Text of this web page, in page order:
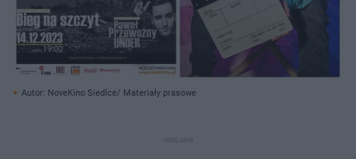
Autor: NoveKino Siedlce/ Materiały prasowe